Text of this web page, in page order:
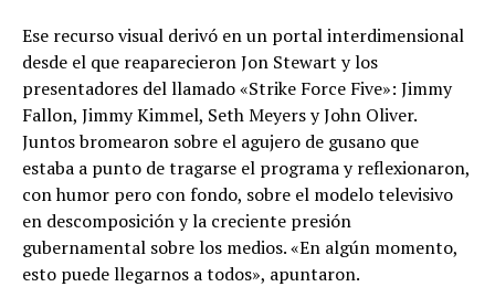
Ese recurso visual derivó en un portal interdimensional
desde el que reaparecieron Jon Stewart y los
presentadores del llamado «Strike Force Five»: Jimmy
Fallon, Jimmy Kimmel, Seth Meyers y John Oliver.
Juntos bromearon sobre el agujero de gusano que
estaba a punto de tragarse el programa y reflexionaron,
con humor pero con fondo, sobre el modelo televisivo
en descomposición y la creciente presión
gubernamental sobre los medios. «En algún momento,
esto puede llegarnos a todos», apuntaron.